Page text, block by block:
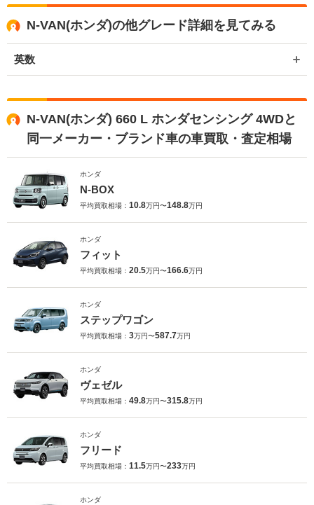
N-VAN(ホンダ)の他グレード詳細を見てみる
英数
N-VAN(ホンダ) 660 L ホンダセンシング 4WDと
同一メーカー・ブランド車の車買取・査定相場
ホンダ
N-BOX
平均買取相場： 10.8万円〜148.8万円
ホンダ
フィット
平均買取相場： 20.5万円〜166.6万円
ホンダ
ステップワゴン
平均買取相場： 3万円〜587.7万円
ホンダ
ヴェゼル
平均買取相場： 49.8万円〜315.8万円
ホンダ
フリード
平均買取相場： 11.5万円〜233万円
ホンダ